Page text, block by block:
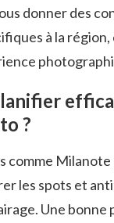
donner des
à la
?
comme
les spots et
Une bonne